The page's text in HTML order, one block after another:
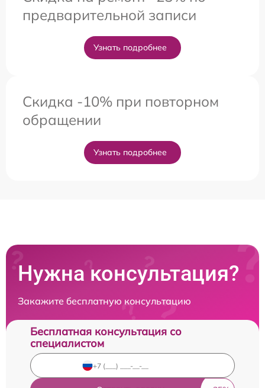
предварительной записи
Узнать подробнее
Скидка -10% при повторном
обращении
Узнать подробнее
Нужна консультация?
Закажите бесплатную консультацию
Бесплатная консультация со
специалистом